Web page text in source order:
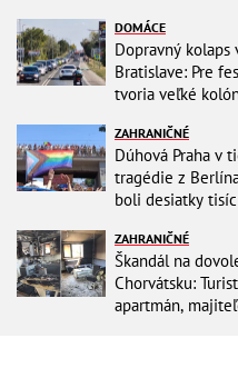
DOMÁCE
Dopravný kolaps
Bratislave: Pre
tvoria veľké
ZAHRANIČNÉ
Dúhová Praha v
tragédie z
boli desiatky
ZAHRANIČNÉ
Škandál na
Chorvátsku:
apartmán,